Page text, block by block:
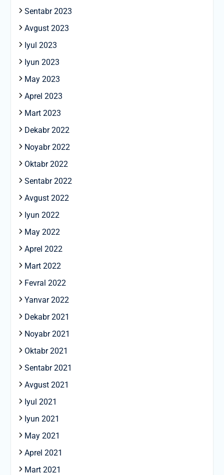
Sentabr 2023
Avgust 2023
Iyul 2023
Iyun 2023
May 2023
Aprel 2023
Mart 2023
Dekabr 2022
Noyabr 2022
Oktabr 2022
Sentabr 2022
Avgust 2022
Iyun 2022
May 2022
Aprel 2022
Mart 2022
Fevral 2022
Yanvar 2022
Dekabr 2021
Noyabr 2021
Oktabr 2021
Sentabr 2021
Avgust 2021
Iyul 2021
Iyun 2021
May 2021
Aprel 2021
Mart 2021